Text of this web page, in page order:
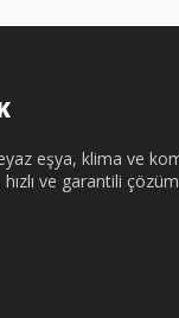
eşya, klima ve
ve garantili çözüm